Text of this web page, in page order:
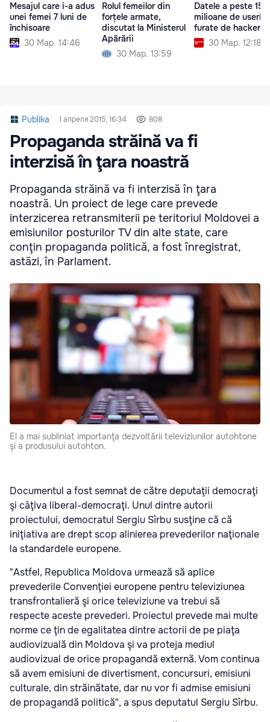
Mesajul care i-a adus
unei femei 7 luni de
închisoare
30 Мар. 14:46
Rolul femeilor din
forțele armate,
discutat la Ministerul
Apărării
30 Мар. 13:59
Datele a peste
milioane de useri,
furate de hackeri
30 Мар. 12:18
Publika 1 апреля 2015, 16:34 808
Propaganda străină va fi
interzisă în ţara noastră
Propaganda străină va fi interzisă în ţara
noastră. Un proiect de lege care prevede
interzicerea retransmiterii pe teritoriul Moldovei a
emisiunilor posturilor TV din alte state, care
conţin propaganda politică, a fost înregistrat,
astăzi, în Parlament.
El a mai subliniat importanţa dezvoltării televiziunilor autohtone
şi a produsului autohton.
Documentul a fost semnat de către deputaţii democraţi
şi câţiva liberal-democraţi. Unul dintre autorii
proiectului, democratul Sergiu Sîrbu susţine că că
iniţiativa are drept scop alinierea prevederilor naţionale
la standardele europene.
"Astfel, Republica Moldova urmează să aplice
prevederile Convenţiei europene pentru televiziunea
transfrontalieră şi orice televiziune va trebui să
respecte aceste prevederi. Proiectul prevede mai multe
norme ce ţin de egalitatea dintre actorii de pe piaţa
audiovizuală din Moldova şi va proteja mediul
audiovizual de orice propagandă externă. Vom continua
să avem emisiuni de divertisment, concursuri, emisiuni
culturale, din străinătate, dar nu vor fi admise emisiuni
de propagandă politică", a spus deputatul Sergiu Sîrbu.